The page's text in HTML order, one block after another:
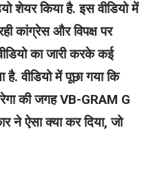
शेयर किया है. इस वीडियो में
कांग्रेस और विपक्ष पर
का जारी करके कई
वीडियो में पूछा गया कि
की जगह VB-GRAM G
ने ऐसा क्या कर दिया, जो